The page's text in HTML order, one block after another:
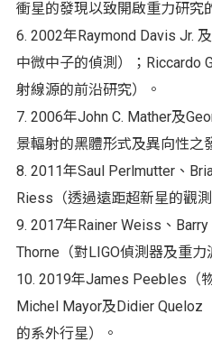
衝星的發現以致開啟重力研究
6. 2002年Raymond Davis Jr.
中微中子的偵測）；Riccardo
射線源的前沿研究）。
7. 2006年John C. Mather及
景輻射的黑體形式及異向性之
8. 2011年Saul Perlmutter、
Riess（透過遠距超新星的觀
9. 2017年Rainer Weiss、Barry
Thorne（對LIGO偵測器及重
10. 2019年James Peebles（
Michel Mayor及Didier Queloz
的系外行星）。